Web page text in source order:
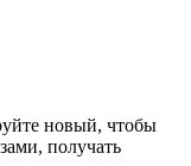
новый, чтобы
получать